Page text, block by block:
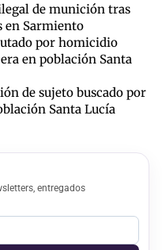
de munición tras
en Sarmiento
por homicidio
en población Santa
de sujeto buscado por
Santa Lucía
entregados